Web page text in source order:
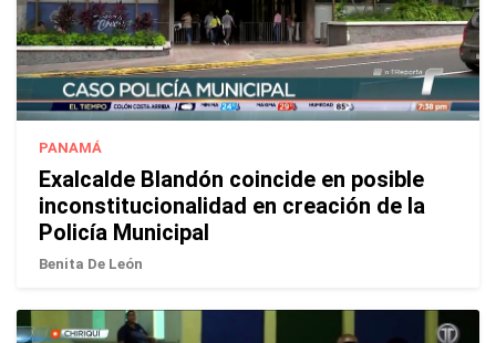
PANAMÁ
Exalcalde Blandón coincide en posible
inconstitucionalidad en creación de la
Policía Municipal
Benita De León